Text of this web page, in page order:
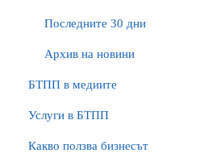
Последните 30 дни
Архив на новини
БTПП в медиите
Услуги в БТПП
Какво ползва бизнесът